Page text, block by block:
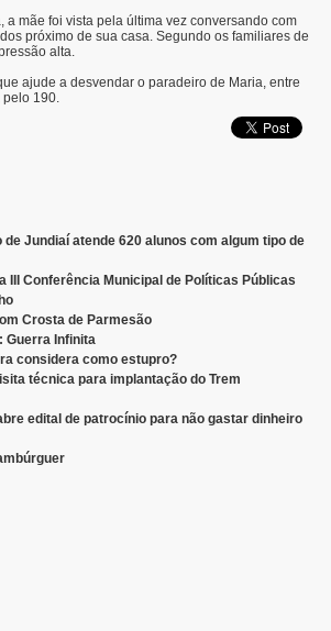
a mãe foi vista pela última vez conversando com
próximo de sua casa. Segundo os familiares de
alta.
ajude a desvendar o paradeiro de Maria, entre
pelo 190.
de Jundiaí atende 620 alunos com algum tipo de
III Conferência Municipal de Políticas Públicas
Crosta de Parmesão
Guerra Infinita
considera como estupro?
técnica para implantação do Trem
edital de patrocínio para não gastar dinheiro